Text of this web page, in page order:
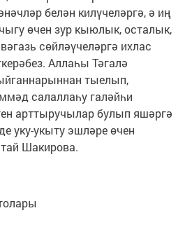
белән килүчеләргә, ә иң
өчен зур кыюлык, осталык,
сөйләүчеләргә ихлас
Аллаһы Тәгалә
тыелып,
салаллаһу галәйһи
арттыручылар булып яшәргә
уку-укыту эшләре өчен
Шакирова.